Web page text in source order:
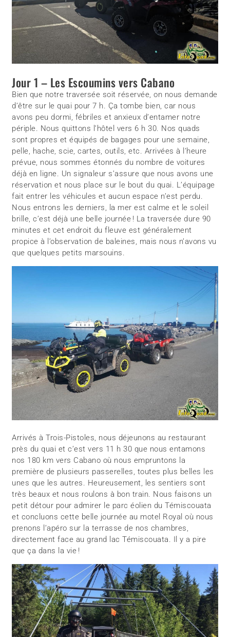
Jour 1 – Les Escoumins vers Cabano
Bien que notre traversée soit réservée, on nous demande
d’être sur le quai pour 7 h. Ça tombe bien, car nous
avons peu dormi, fébriles et anxieux d’entamer notre
périple. Nous quittons l’hôtel vers 6 h 30. Nos quads
sont propres et équipés de bagages pour une semaine,
pelle, hache, scie, cartes, outils, etc. Arrivées à l’heure
prévue, nous sommes étonnés du nombre de voitures
déjà en ligne. Un signaleur s’assure que nous avons une
réservation et nous place sur le bout du quai. L’équipage
fait entrer les véhicules et aucun espace n’est perdu.
Nous entrons les derniers, la mer est calme et le soleil
brille, c’est déjà une belle journée ! La traversée dure 90
minutes et cet endroit du fleuve est généralement
propice à l’observation de baleines, mais nous n’avons vu
que quelques petits marsouins.
Arrivés à Trois-Pistoles, nous déjeunons au restaurant
près du quai et c’est vers 11 h 30 que nous entamons
nos 180 km vers Cabano où nous empruntons la
première de plusieurs passerelles, toutes plus belles les
unes que les autres. Heureusement, les sentiers sont
très beaux et nous roulons à bon train. Nous faisons un
petit détour pour admirer le parc éolien du Témiscouata
et concluons cette belle journée au motel Royal où nous
prenons l’apéro sur la terrasse de nos chambres,
directement face au grand lac Témiscouata. Il y a pire
que ça dans la vie !